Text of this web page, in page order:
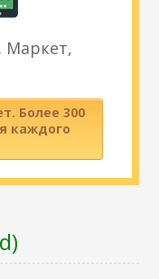
Маркет,
Более 300
каждого